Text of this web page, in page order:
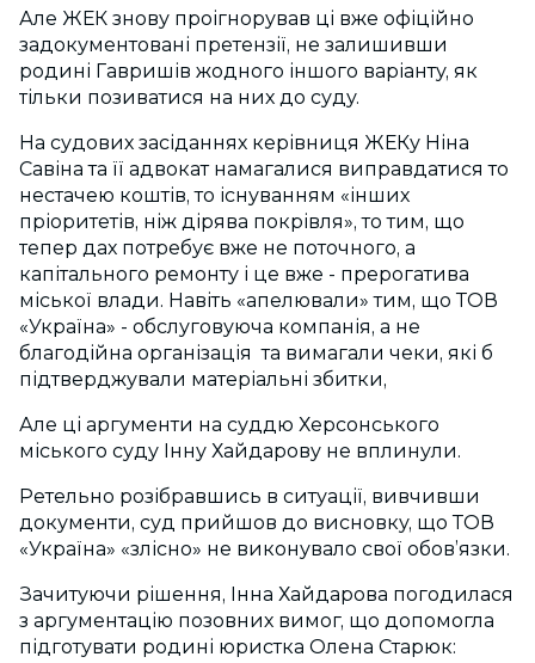
Але ЖЕК знову проігнорував ці вже офіційно
задокументовані претензії, не залишивши
родині Гавришів жодного іншого варіанту, як
тільки позиватися на них до суду.
На судових засіданнях керівниця ЖЕКу Ніна
Савіна та її адвокат намагалися виправдатися то
нестачею коштів, то існуванням «інших
пріоритетів, ніж дірява покрівля», то тим, що
тепер дах потребує вже не поточного, а
капітального ремонту і це вже - прерогатива
міської влади. Навіть «апелювали» тим, що ТОВ
«Україна» - обслуговуюча компанія, а не
благодійна організація та вимагали чеки, які б
підтверджували матеріальні збитки,
Але ці аргументи на суддю Херсонського
міського суду Інну Хайдарову не вплинули.
Ретельно розібравшись в ситуації, вивчивши
документи, суд прийшов до висновку, що ТОВ
«Україна» «злісно» не виконувало свої обов’язки.
Зачитуючи рішення, Інна Хайдарова погодилася
з аргументацію позовних вимог, що допомогла
підготувати родині юристка Олена Старюк: